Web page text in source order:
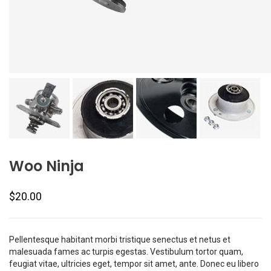
Woo Ninja
$20.00
Pellentesque habitant morbi tristique senectus et netus et
malesuada fames ac turpis egestas. Vestibulum tortor quam,
feugiat vitae, ultricies eget, tempor sit amet, ante. Donec eu libero